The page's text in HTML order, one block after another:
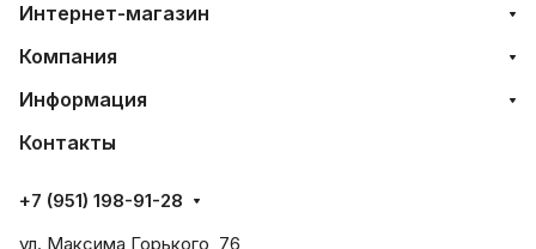
Интернет-магазин
Компания
Информация
Контакты
+7 (951) 198-91-28
ул. Максима Горького, 76